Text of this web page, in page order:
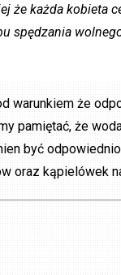
że każda kobieta
spędzania
warunkiem że
pamiętać, że
być
oraz kąpielówek